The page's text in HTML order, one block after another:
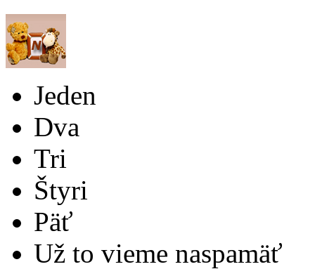
Jeden
Dva
Tri
Štyri
Päť
Už to vieme naspamäť